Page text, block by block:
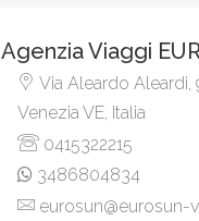
Agenzia Viaggi
Via Aleardo Aleardi,
Venezia VE, Italia
0415322215
3486804834
eurosun@eurosun-